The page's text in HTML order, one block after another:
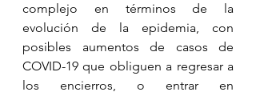
complejo en términos de la
evolución de la epidemia, con
posibles aumentos de casos de
COVID-19 que obliguen a regresar a
los encierros, o entrar en